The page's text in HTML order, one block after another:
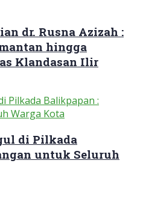
dr. Rusna Azizah :
hingga
Klandasan Ilir
di Pilkada
untuk Seluruh